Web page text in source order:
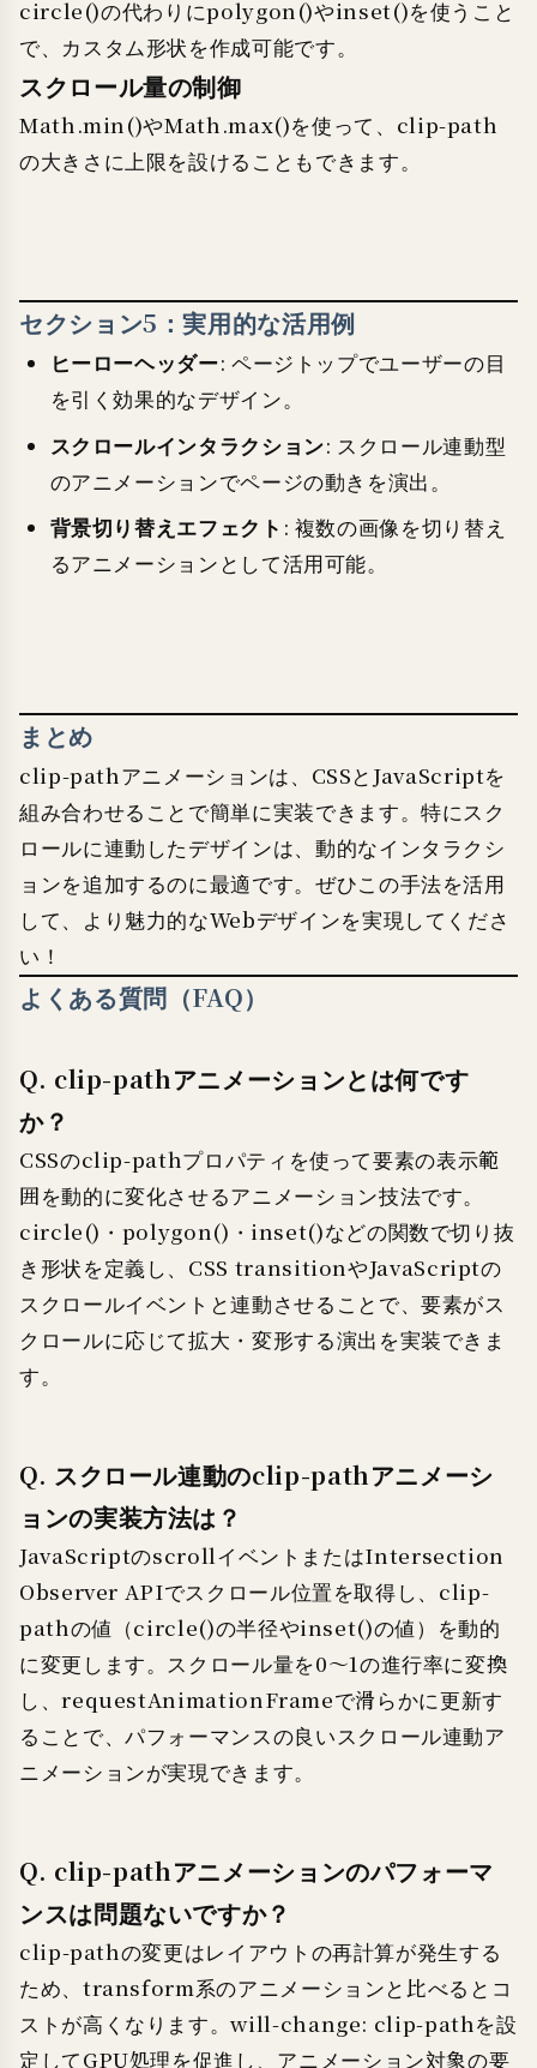
circle()の代わりにpolygon()やinset()を使うこと
で、カスタム形状を作成可能です。
スクロール量の制御
Math.min()やMath.max()を使って、clip-path
の大きさに上限を設けることもできます。
セクション5：実用的な活用例
ヒーローヘッダー: ページトップでユーザーの目
を引く効果的なデザイン。
スクロールインタラクション: スクロール連動型
のアニメーションでページの動きを演出。
背景切り替えエフェクト : 複数の画像を切り替え
るアニメーションとして活用可能。
まとめ
clip-pathアニメーションは、CSSとJavaScriptを
組み合わせることで簡単に実装できます。特にスク
ロールに連動したデザインは、動的なインタラクシ
ョンを追加するのに最適です。ぜひこの手法を活用
して、より魅力的なWebデザインを実現してくださ
い！
よくある質問（FAQ）
Q. clip-pathアニメーションとは何です
か？
CSSのclip-pathプロパティを使って要素の表示範
囲を動的に変化させるアニメーション技法です。
circle()・polygon()・inset()などの関数で切り抜
き形状を定義し、CSS transitionやJavaScriptの
スクロールイベントと連動させることで、要素がス
クロールに応じて拡大・変形する演出を実装できま
す。
Q. スクロール連動のclip-pathアニメーシ
ョンの実装方法は？
JavaScriptのscrollイベントまたはIntersection
Observer APIでスクロール位置を取得し、clip-
pathの値（circle()の半径やinset()の値）を動的
に変更します。スクロール量を0〜1の進行率に変換
し、requestAnimationFrameで滑らかに更新す
ることで、パフォーマンスの良いスクロール連動ア
ニメーションが実現できます。
Q. clip-pathアニメーションのパフォーマ
ンスは問題ないですか？
clip-pathの変更はレイアウトの再計算が発生する
ため、transform系のアニメーションと比べるとコ
ストが高くなります。will-change: clip-pathを設
定してGPU処理を促進し、アニメーション対象の要